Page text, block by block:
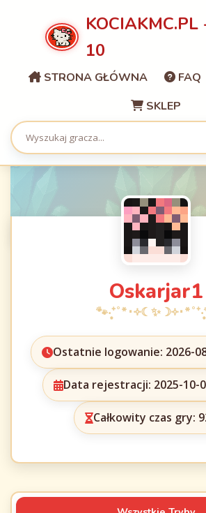
KOCIAKMC.PL
10
STRONA GŁÓWNA FAQ
SKLEP
Oskarjar1
Ostatnie logowanie: 2026-
Data rejestracji: 2025-10-
Całkowity czas gry: